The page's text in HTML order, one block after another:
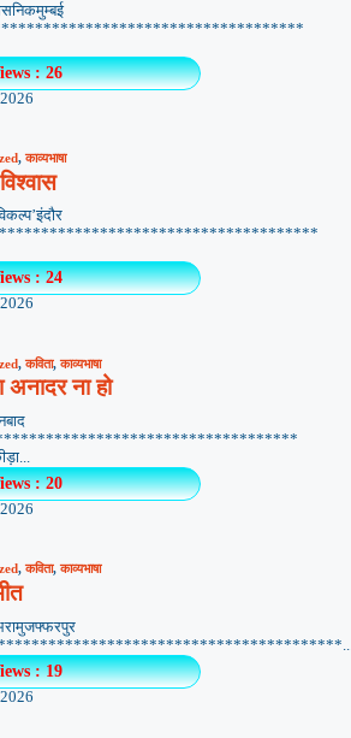
: 26
,काव्यभाषा
: 24
,कविता,काव्यभाषा
अनादर ना हो
: 20
,कविता,काव्यभाषा
: 19